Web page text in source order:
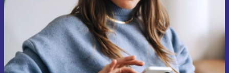
Anmod om kupon
Du kan finde information omkring vores brug af personlig data i vores
Privatlivspolitik.